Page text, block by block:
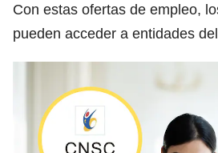
Con estas ofertas de empleo,
pueden acceder a entidades